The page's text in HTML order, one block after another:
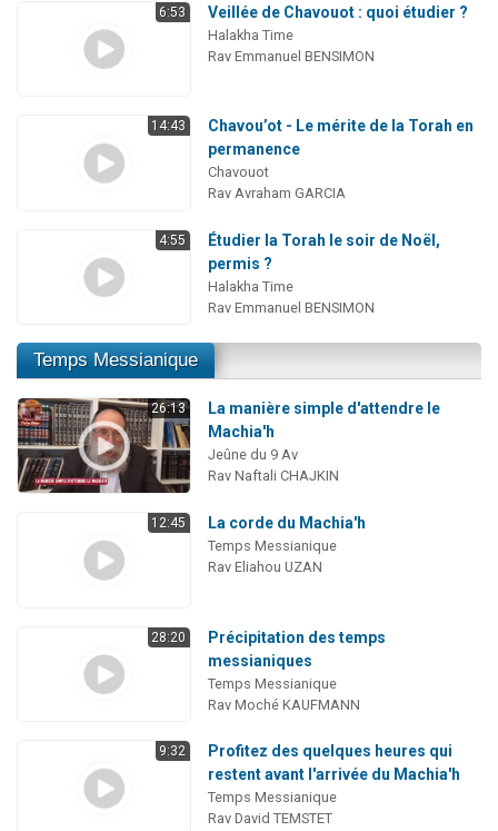
6:53 Veillée de Chavouot : quoi étudier ?
Halakha Time
Rav Emmanuel BENSIMON
14:43
Chavou’ot - Le mérite de la Torah en
permanence
Chavouot
Rav Avraham GARCIA
4:55
Étudier la Torah le soir de Noël,
permis ?
Halakha Time
Rav Emmanuel BENSIMON
Temps Messianique
26:13
La manière simple d'attendre le
Machia'h
Jeûne du 9 Av
Rav Naftali CHAJKIN
12:45 La corde du Machia'h
Temps Messianique
Rav Eliahou UZAN
28:20
Précipitation des temps
messianiques
Temps Messianique
Rav Moché KAUFMANN
9:32
Profitez des quelques heures qui
restent avant l'arrivée du Machia'h
Temps Messianique
Rav David TEMSTET